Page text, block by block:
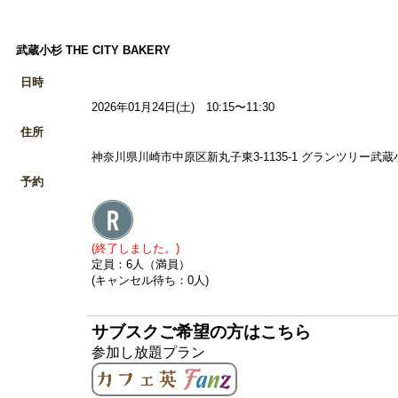
武蔵小杉 THE CITY BAKERY
日時
2026年01月24日(土) 10:15〜11:30
住所
神奈川県川崎市中原区新丸子東3-1135-1 グランツリー武蔵
予約
(終了しました。)
定員：6人（満員）
(キャンセル待ち：0人)
サブスクご希望の方はこちら
参加し放題プラン